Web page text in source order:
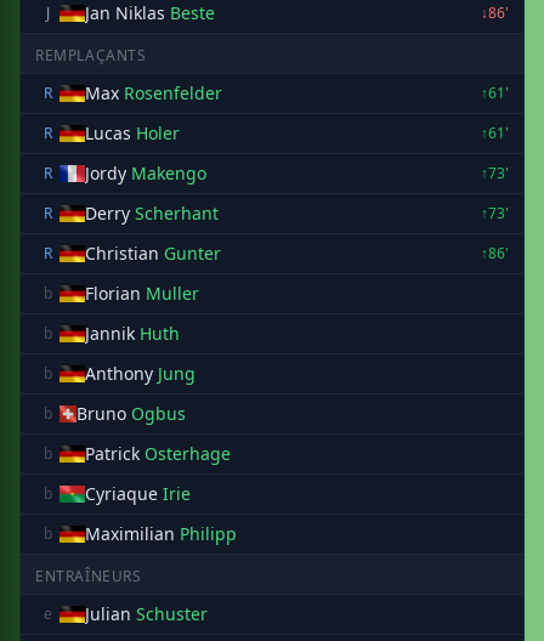
J
Jan Niklas Beste ↓86'
REMPLAÇANTS
R
Max Rosenfelder
↑61'
R
Lucas Holer
↑61'
R
Jordy Makengo
↑73'
R
Derry Scherhant
↑73'
R
Christian Gunter
↑86'
b
Florian Muller
b Jannik Huth
b Anthony Jung
b Bruno Ogbus
b Patrick Osterhage
b Cyriaque Irie
b Maximilian Philipp
ENTRAÎNEURS
e
Julian Schuster